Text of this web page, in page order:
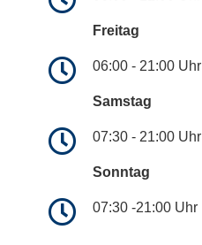
Freitag
06:00 - 21:00 Uhr
Samstag
07:30 - 21:00 Uhr
Sonntag
07:30 -21:00 Uhr